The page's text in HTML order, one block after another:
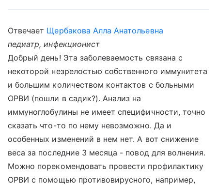
Отвечает Щербакова Алла Анатольевна
педиатр, инфекционист
Добрый день! Эта заболеваемость связана с
некоторой незрелостью собственного иммунитета
и большим количеством контактов с больными
ОРВИ (пошли в садик?). Анализ на
иммуноглобулины не имеет специфичности, точно
сказать что-то по нему невозможно. Да и
особенных изменений в нем нет. А вот снижение
веса за последние 3 месяца - повод для волнения.
Можно порекомендовать провести профилактику
ОРВИ с помощью противовирусного, например,